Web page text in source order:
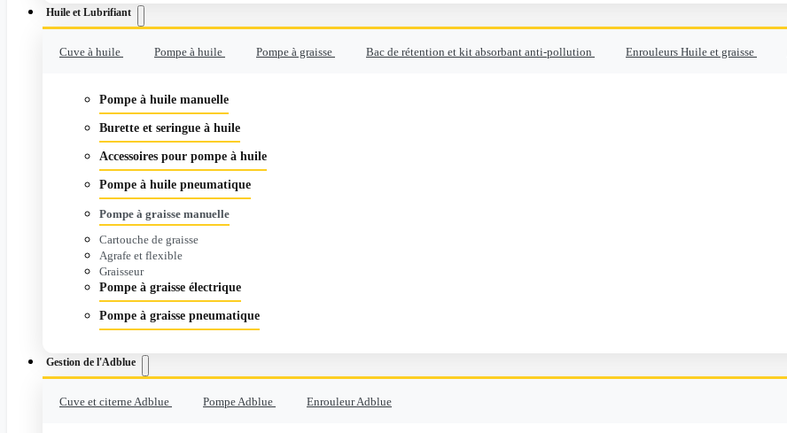
Huile et Lubrifiant
Cuve à huile Pompe à huile Pompe à graisse Bac de rétention et kit absorbant anti-pollution Enrouleurs Huile et graisse
Pompe à huile manuelle
Burette et seringue à huile
Accessoires pour pompe à huile
Pompe à huile pneumatique
Pompe à graisse manuelle
Cartouche de graisse
Agrafe et flexible
Graisseur
Pompe à graisse électrique
Pompe à graisse pneumatique
Gestion de l'Adblue
Cuve et citerne Adblue Pompe Adblue Enrouleur Adblue